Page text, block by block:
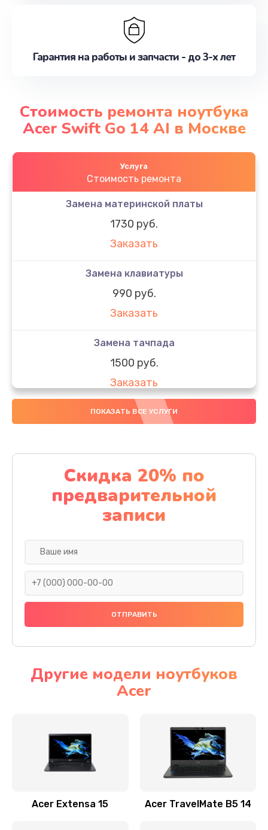
Гарантия на работы и запчасти - до 3-х лет
Стоимость ремонта ноутбука
Acer Swift Go 14 AI в Москве
Услуга
Стоимость ремонта
Замена материнской платы
1730 руб.
Заказать
Замена клавиатуры
990 руб.
Заказать
Замена тачпада
1500 руб.
Заказать
Замена южного моста
Заказать
Чистка от пыли
1060 руб.
Заказать
Ремонт подсветки
Настройка BIOS
Замена видеочипа
Заказать
ПОКАЗАТЬ ВСЕ УСЛУГИ
Скидка 20% по
предварительной
записи
Другие модели ноутбуков
Acer
Acer Extensa 15 Acer TravelMate B5 14